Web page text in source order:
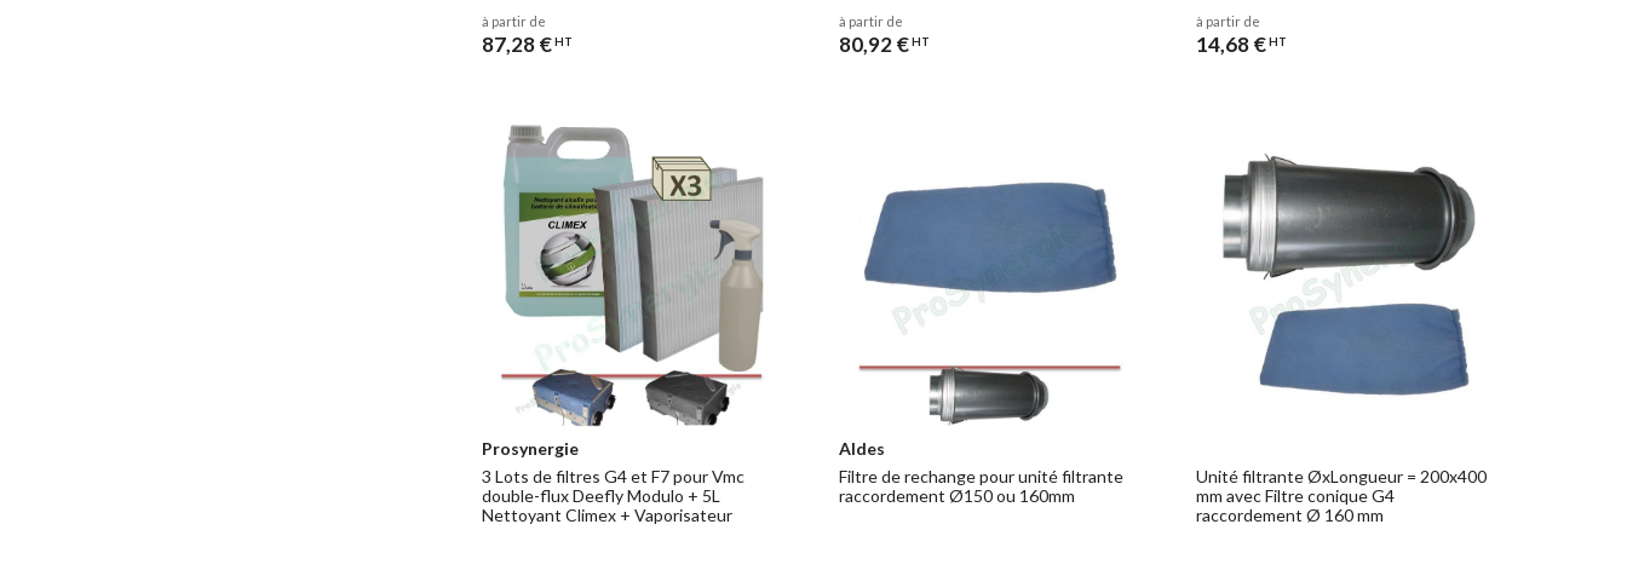
à partir de
87,28 €HT
à partir de
80,92 €HT
à partir de
14,68 €HT
Prosynergie
3 Lots de filtres G4 et F7 pour Vmc
double-flux Deefly Modulo + 5L
Nettoyant Climex + Vaporisateur
Aldes
Filtre de rechange pour unité filtrante
raccordement Ø150 ou 160mm
Unité filtrante ØxLongueur = 200x400
mm avec Filtre conique G4
raccordement Ø 160 mm